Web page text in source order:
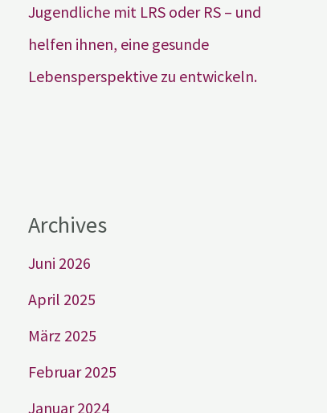
Jugendliche mit LRS oder RS – und
helfen ihnen, eine gesunde
Lebensperspektive zu entwickeln.
Archives
Juni 2026
April 2025
März 2025
Februar 2025
Januar 2024